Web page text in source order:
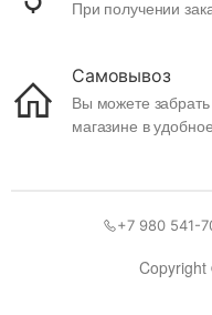
При получении
Самовывоз
Вы можете
магазине в
+7 980 541-